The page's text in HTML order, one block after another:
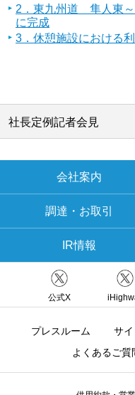
2．東九州道 隼人東～
に完成
3．休憩施設における
社長定例記者会見
会社案内
調達・お取引
IR情報
公式X
プレスルーム サ
よくあるご質